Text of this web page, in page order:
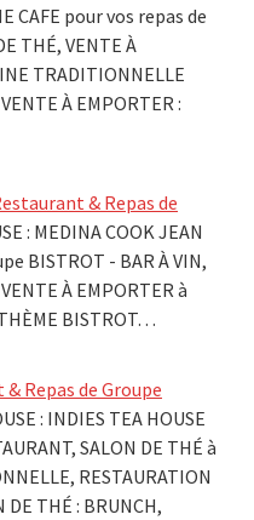
CAFE pour vos repas de
THÉ, VENTE À
TRADITIONNELLE
À EMPORTER :
& Repas de
: MEDINA COOK JEAN
BISTROT - BAR À VIN,
À EMPORTER à
BISTROT…
Repas de Groupe
: INDIES TEA HOUSE
SALON DE THÉ à
RESTAURATION
DE THÉ : BRUNCH,